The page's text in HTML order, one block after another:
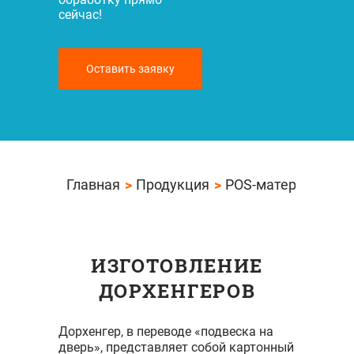
сейчас!
Оставить заявку
Главная Продукция POS-материалы
ИЗГОТОВЛЕНИЕ
ДОРХЕНГЕРОВ
Дорхенгер, в переводе «подвеска на
дверь», представляет собой картонный